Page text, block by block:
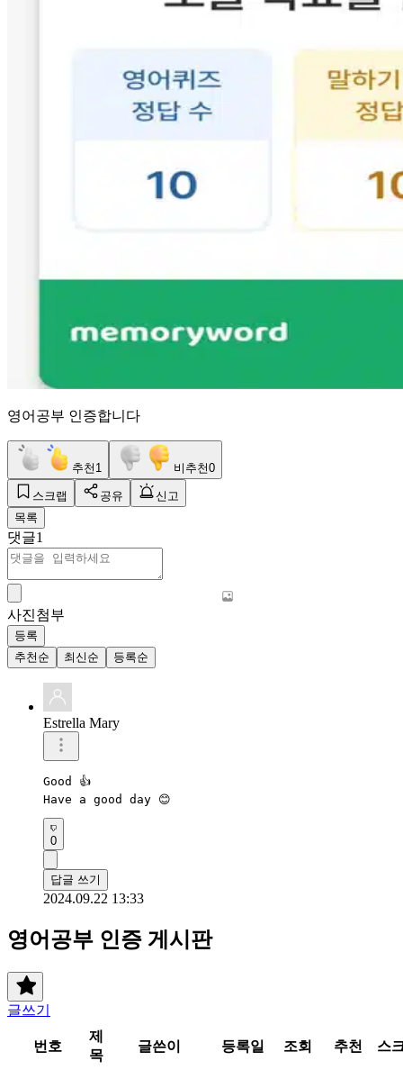
영어공부 인증합니다
추천 1 비추천0
스크랩 공유
신고
목록
댓글1
사진첨부
등록
추천순
최신순 등록순
Estrella Mary
Good 👍
Have a good day 😊
0
답글 쓰기
2024.09.22 13:33
영어공부 인증 게시판
글쓰기
번호
제
목
글쓴이 등록일 조회 추천 스